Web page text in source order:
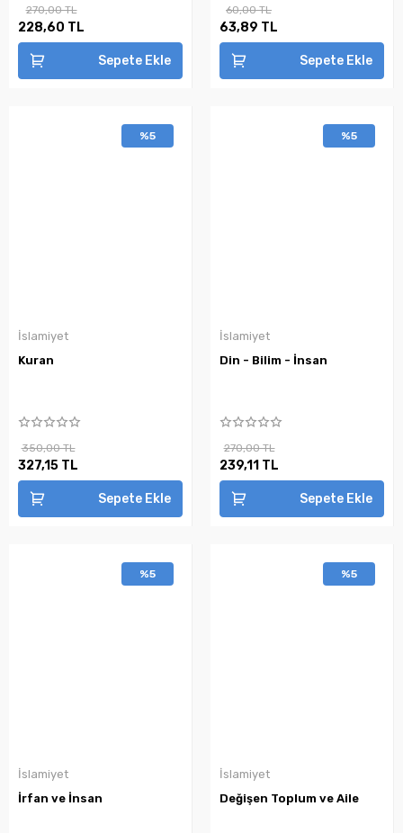
270,00 TL
228,60 TL
Sepete Ekle
60,00 TL
63,89 TL
Sepete Ekle
%5
İslamiyet
Kuran
350,00 TL
327,15 TL
Sepete Ekle
%5
İslamiyet
Din - Bilim - İnsan
270,00 TL
239,11 TL
Sepete Ekle
%5
İslamiyet
İrfan ve İnsan
%5
İslamiyet
Değişen Toplum ve Aile